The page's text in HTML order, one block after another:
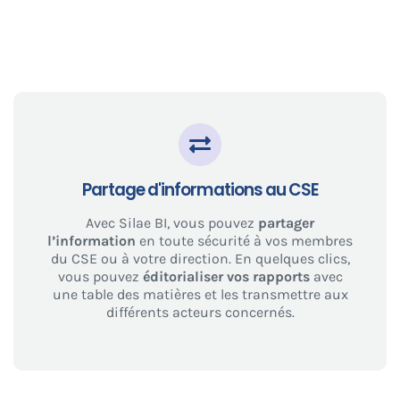
Partage d'informations au CSE
Avec Silae BI, vous pouvez partager
l’information en toute sécurité à vos membres
du CSE ou à votre direction. En quelques clics,
vous pouvez éditorialiser vos rapportsavec
une table des matières et les transmettre aux
différents acteurs concernés.